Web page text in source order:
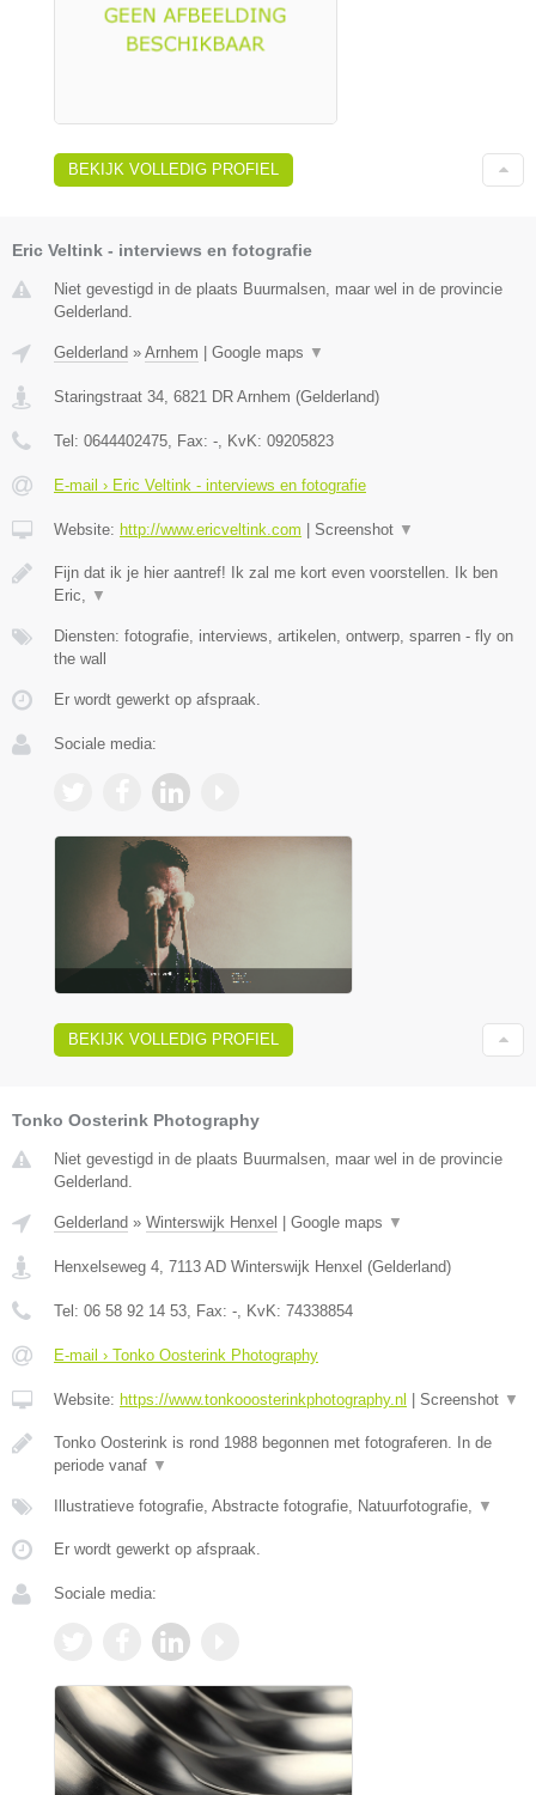
BEKIJK VOLLEDIG PROFIEL
Eric Veltink - interviews en fotografie
Niet gevestigd in de plaats Buurmalsen, maar wel in de provincie
Gelderland.
Gelderland » Arnhem | Google maps ▼
Staringstraat 34 6821 DR Arnhem (Gelderland)
Tel: 0644402475 , Fax: - , KvK: 09205823
E-mail › Eric Veltink - interviews en fotografie
Website: http://www.ericveltink.com | Screenshot ▼
Fijn dat ik je hier aantref! Ik zal me kort even voorstellen. Ik ben
Eric,
▼
Diensten: fotografie, interviews, artikelen, ontwerp, sparren - fly on
the wall
Er wordt gewerkt op afspraak.
Sociale media:
BEKIJK VOLLEDIG PROFIEL
Tonko Oosterink Photography
Niet gevestigd in de plaats Buurmalsen, maar wel in de provincie
Gelderland.
Gelderland » Winterswijk Henxel | Google maps ▼
Henxelseweg 4 7113 AD Winterswijk Henxel (Gelderland)
Tel: 06 58 92 14 53 , Fax: - , KvK: 74338854
E-mail › Tonko Oosterink Photography
Website: https://www.tonkooosterinkphotography.nl | Screenshot ▼
Tonko Oosterink is rond 1988 begonnen met fotograferen. In de
periode vanaf ▼
Illustratieve fotografie, Abstracte fotografie, Natuurfotografie, ▼
Er wordt gewerkt op afspraak.
Sociale media: